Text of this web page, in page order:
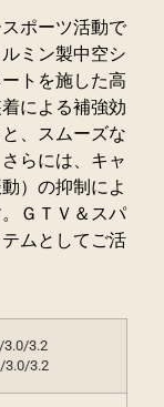
ポーツ活動で
ミン製中空シ
トを施した高
による補強効
、スムーズな
らには、キャ
）の抑制によ
ＧＴＶ＆スパ
ムとしてご活
3.0/3.2
3.0/3.2